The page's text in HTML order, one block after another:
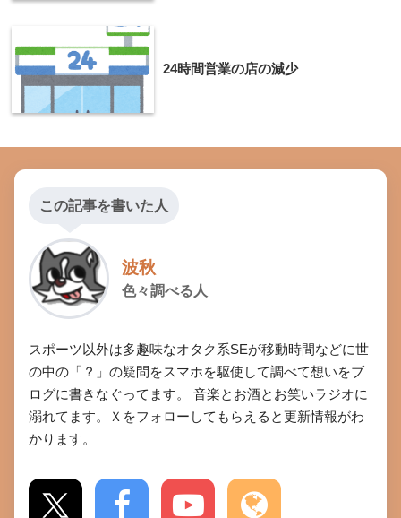
24時間営業の店の減少
この記事を書いた人
波秋
色々調べる人
スポーツ以外は多趣味なオタク系SEが移動時間などに世
の中の「？」の疑問をスマホを駆使して調べて想いをブ
ログに書きなぐってます。 音楽とお酒とお笑いラジオに
溺れてます。Ｘをフォローしてもらえると更新情報がわ
かります。